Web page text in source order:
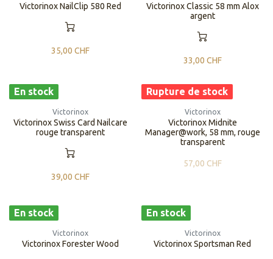
Victorinox NailClip 580 Red
35,00 CHF
Victorinox Classic 58 mm Alox
argent
33,00 CHF
En stock
Victorinox
Victorinox Swiss Card Nailcare
rouge transparent
39,00 CHF
Rupture de stock
Victorinox
Victorinox Midnite
Manager@work, 58 mm, rouge
transparent
57,00 CHF
En stock
Victorinox
Victorinox Forester Wood
En stock
Victorinox
Victorinox Sportsman Red